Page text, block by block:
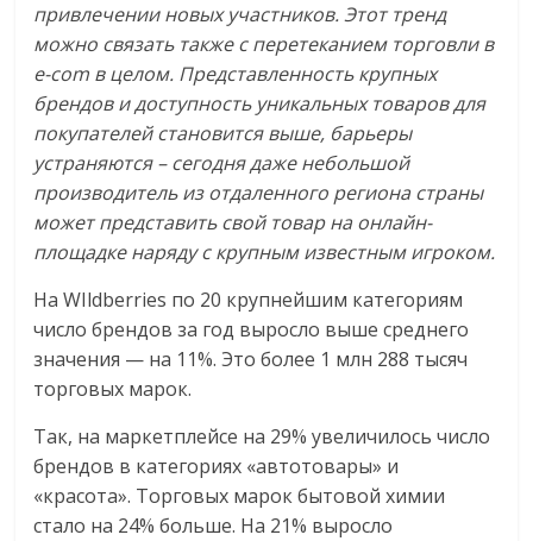
привлечении новых участников. Этот тренд
можно связать также с перетеканием торговли в
e-com в целом. Представленность крупных
брендов и доступность уникальных товаров для
покупателей становится выше, барьеры
устраняются – сегодня даже небольшой
производитель из отдаленного региона страны
может представить свой товар на онлайн-
площадке наряду с крупным известным игроком.
На WIldberries по 20 крупнейшим категориям
число брендов за год выросло выше среднего
значения — на 11%. Это более 1 млн 288 тысяч
торговых марок.
Так, на маркетплейсе на 29% увеличилось число
брендов в категориях «автотовары» и
«красота». Торговых марок бытовой химии
стало на 24% больше. На 21% выросло